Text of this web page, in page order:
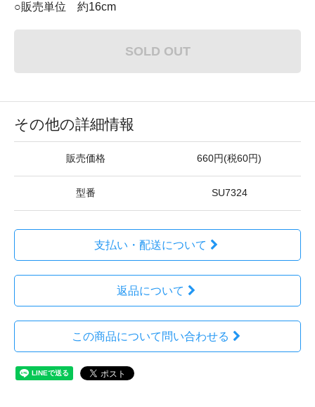
○販売単位 約16cm
SOLD OUT
その他の詳細情報
販売価格 660円(税60円)
型番 SU7324
支払い・配送について
返品について
この商品について問い合わせる